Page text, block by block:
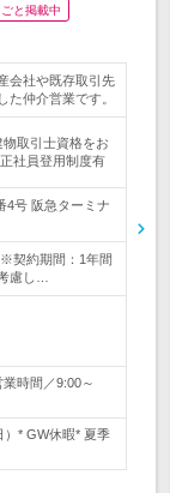
と掲載中
会社や既存取引先
た仲介営業です。
取引士資格をお
社員登用制度有
4号 阪急ターミナ
契約期間：1年間
慮し…
時間／9:00～
* GW休暇* 夏季